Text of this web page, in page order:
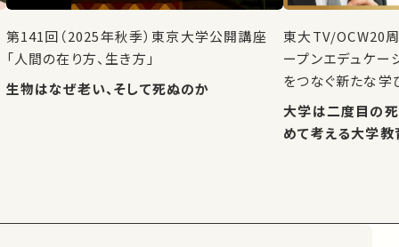
第141回（2025年秋季）東京大学公開講座
「人間の在り方、生き方」
生物はなぜ老い、そして死ぬのか
東大TV/OCW20
ープンエデュケー
をつなぐ新たな学
大学は二度目の
めて考える大学